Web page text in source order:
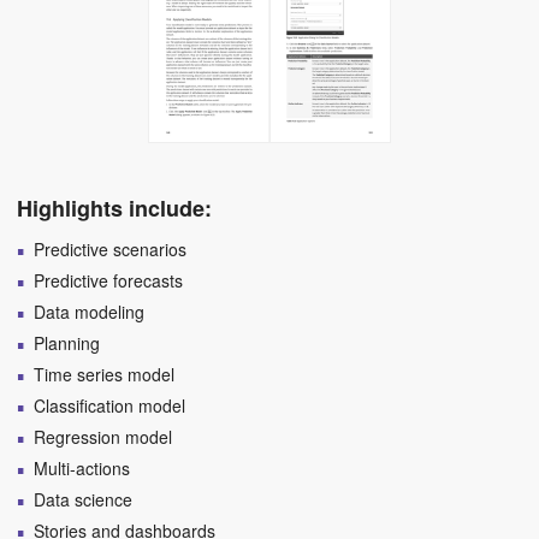
Highlights include:
Predictive scenarios
Predictive forecasts
Data modeling
Planning
Time series model
Classification model
Regression model
Multi-actions
Data science
Stories and dashboards